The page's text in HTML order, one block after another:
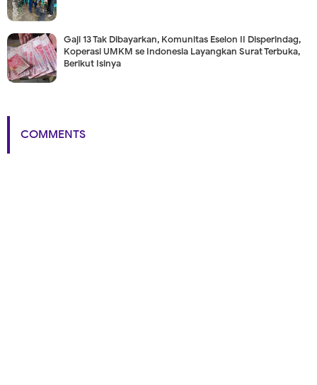
Gaji 13 Tak Dibayarkan, Komunitas Eselon II Disperindag,
Koperasi UMKM se Indonesia Layangkan Surat Terbuka,
Berikut Isinya
COMMENTS